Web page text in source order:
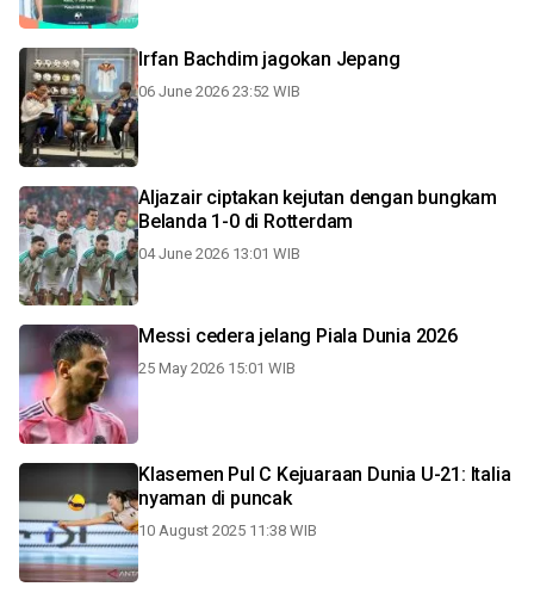
Irfan Bachdim jagokan Jepang
06 June 2026 23:52 WIB
Aljazair ciptakan kejutan dengan bungkam
Belanda 1-0 di Rotterdam
04 June 2026 13:01 WIB
Messi cedera jelang Piala Dunia 2026
25 May 2026 15:01 WIB
Klasemen Pul C Kejuaraan Dunia U-21: Italia
nyaman di puncak
10 August 2025 11:38 WIB